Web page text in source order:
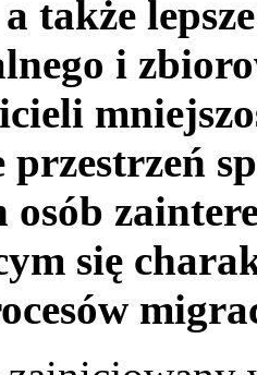
także
i
przestrzeń
osób
się